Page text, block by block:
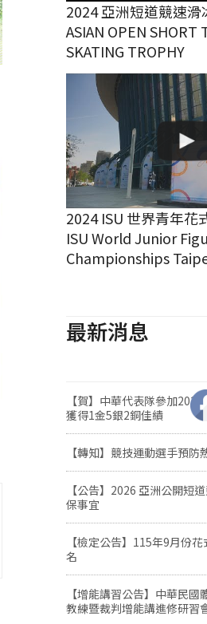
2024 亞洲短道競速
ASIAN OPEN SHORT
SKATING TROPHY
2024 ISU 世界青年花
ISU World Junior
Championships
最新消息
【賀】中華代表隊參加
獲得1金5銀2銅佳績
【轉知】競技運動選手預防
【公告】2026 亞洲公開短
保事宜
【檢定公告】115年9月份
名
【增能講習公告】中華民
教練暨裁判增能講進修研習